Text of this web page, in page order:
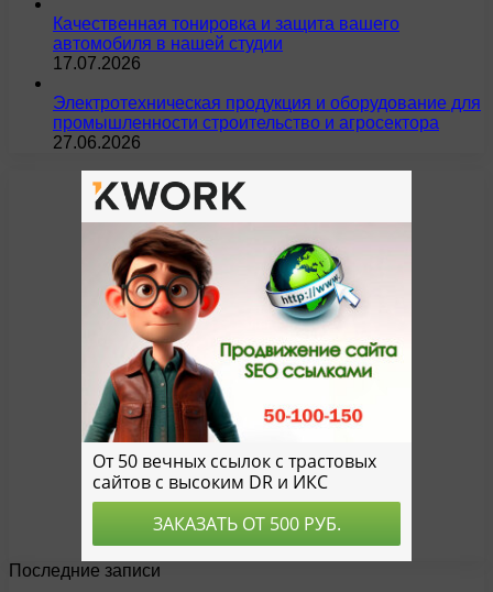
Качественная тонировка и защита вашего
автомобиля в нашей студии
17.07.2026
Электротехническая продукция и оборудование для
промышленности строительство и агросектора
27.06.2026
Последние записи